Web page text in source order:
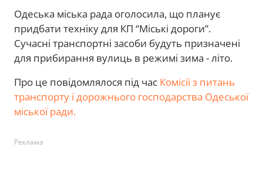
Одеська міська рада оголосила, що планує
придбати техніку для КП “Міські дороги”.
Сучасні транспортні засоби будуть призначені
для прибирання вулиць в режимі зима - літо.
Про це повідомлялося під час Комісії з питань
транспорту і дорожнього господарства Одеської
міської ради.
Реклама